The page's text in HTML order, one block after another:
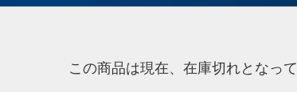
この商品は現在、在庫切れとなって